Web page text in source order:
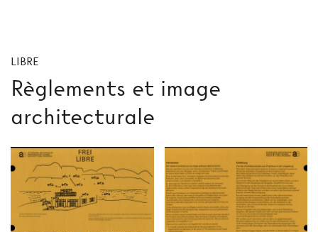
LIBRE
Règlements et image
architecturale